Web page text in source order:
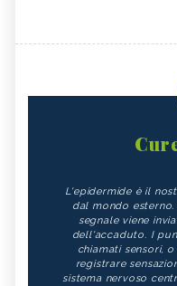
L'epidermide è il
dal mondo
segnale viene
dell'accaduto. I
chiamati sensori,
registrare
sistema nervoso